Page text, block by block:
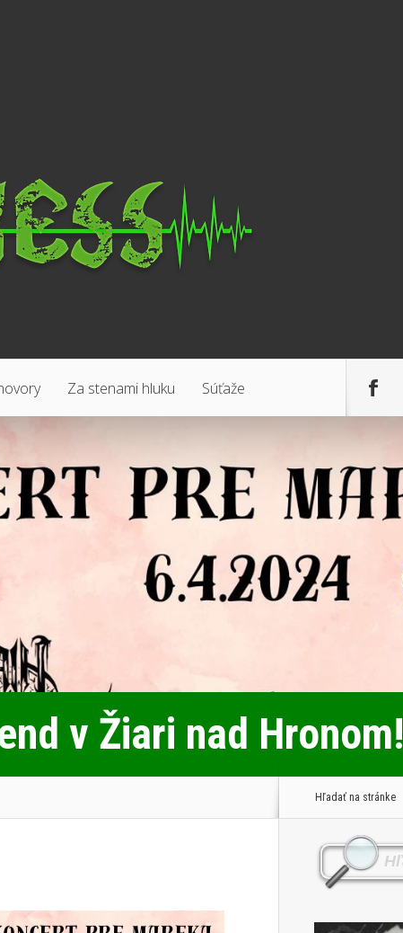
Za stenami hluku Súťaže
v Žiari nad Hronom!
Hľadať na stránke